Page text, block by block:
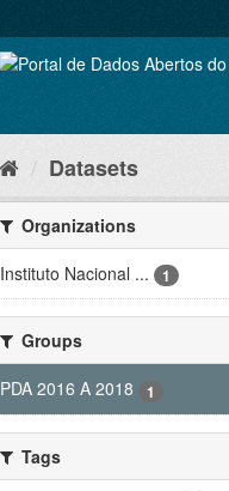
Datasets
Organizations
Instituto Nacional ...
1
Groups
PDA 2016 A 2018
1
Tags